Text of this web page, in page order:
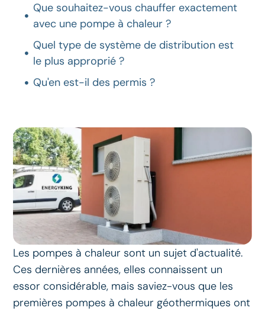
Que souhaitez-vous chauffer exactement
avec une pompe à chaleur ?
Quel type de système de distribution est
le plus approprié ?
Qu'en est-il des permis ?
Les pompes à chaleur sont un sujet d'actualité.
Ces dernières années, elles connaissent un
essor considérable, mais saviez-vous que les
premières pompes à chaleur géothermiques ont